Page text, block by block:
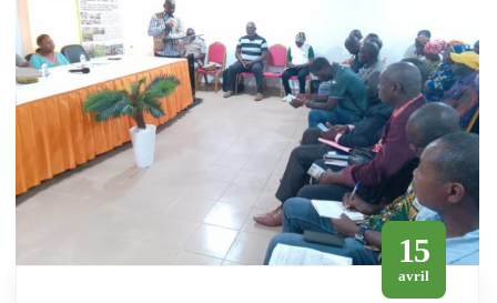
15
avril